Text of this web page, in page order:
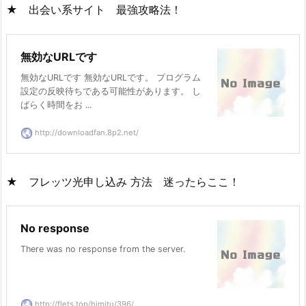
★ 出会い系サイト 最強攻略法！
無効なURLです
無効なURLです 無効なURLです。 プログラム
設定の反映待ちである可能性があります。 し
ばらく時間をお ...
http://downloadfan.8p2.net/
★ フレッツ光申し込み 方法 迷ったらここ！
No response
There was no response from the server.